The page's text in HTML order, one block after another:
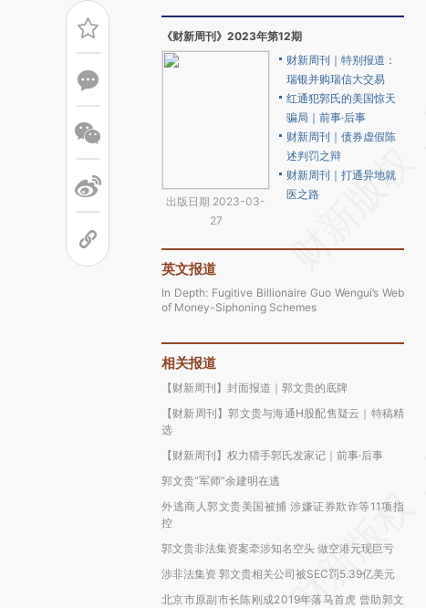
《财新周刊》2023年第12期
出版日期 2023-03-
27
财新周刊｜特别报道：
瑞银并购瑞信大交易
红通犯郭氏的美国惊天
骗局｜前事·后事
财新周刊｜债券虚假陈
述判罚之辩
财新周刊｜打通异地就
医之路
英文报道
In Depth: Fugitive Billionaire Guo Wengui’s Web
of Money-Siphoning Schemes
相关报道
【财新周刊】封面报道｜郭文贵的底牌
【财新周刊】郭文贵与海通H股配售疑云｜特稿精
选
【财新周刊】权力猎手郭氏发家记｜前事·后事
郭文贵“军师”余建明在逃
外逃商人郭文贵美国被捕 涉嫌证券欺诈等11项指
控
郭文贵非法集资案牵涉知名空头 做空港元现巨亏
涉非法集资 郭文贵相关公司被SEC罚5.39亿美元
北京市原副市长陈刚成2019年落马首虎 曾助郭文